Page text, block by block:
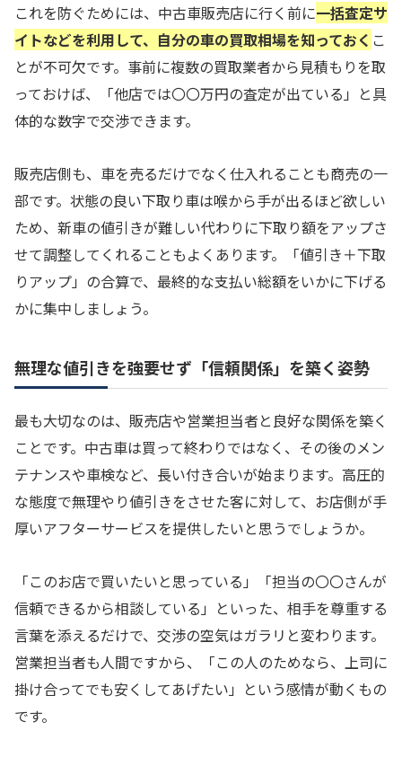
これを防ぐためには、中古車販売店に行く前に一括査定サ
イトなどを利用して、自分の車の買取相場を知っておく こ
とが不可欠です。事前に複数の買取業者から見積もりを取
っておけば、「他店では〇〇万円の査定が出ている」と具
体的な数字で交渉できます。
販売店側も、車を売るだけでなく仕入れることも商売の一
部です。状態の良い下取り車は喉から手が出るほど欲しい
ため、新車の値引きが難しい代わりに下取り額をアップさ
せて調整してくれることもよくあります。「値引き＋下取
りアップ」の合算で、最終的な支払い総額をいかに下げる
かに集中しましょう。
無理な値引きを強要せず「信頼関係」を築く姿勢
最も大切なのは、販売店や営業担当者と良好な関係を築く
ことです。中古車は買って終わりではなく、その後のメン
テナンスや車検など、長い付き合いが始まります。高圧的
な態度で無理やり値引きをさせた客に対して、お店側が手
厚いアフターサービスを提供したいと思うでしょうか。
「このお店で買いたいと思っている」「担当の〇〇さんが
信頼できるから相談している」といった、相手を尊重する
言葉を添えるだけで、交渉の空気はガラリと変わります。
営業担当者も人間ですから、「この人のためなら、上司に
掛け合ってでも安くしてあげたい」という感情が動くもの
です。